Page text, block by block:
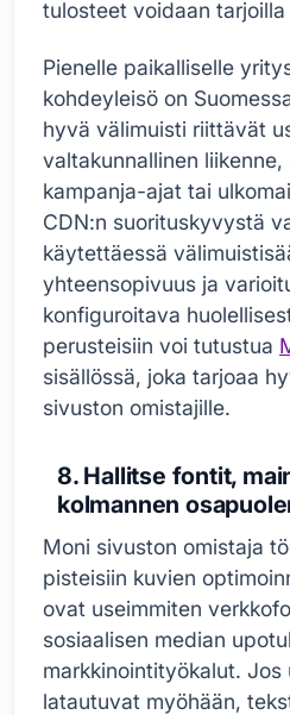
tulosteet voidaan
Pienelle paikalliselle
kohdeyleisö on
hyvä välimuisti riittävät
valtakunnallinen
kampanja-ajat tai
CDN:n suorituskyvystä
käytettäessä
yhteensopivuus ja
konfiguroitava
perusteisiin voi tutustua
sisällössä, joka tarjoaa
sivuston omistajille.
8. Hallitse fontit,
kolmannen
Moni sivuston omistaja
pisteisiin kuvien
ovat useimmiten
sosiaalisen median
markkinointityökalut. Jos
latautuvat myöhään,